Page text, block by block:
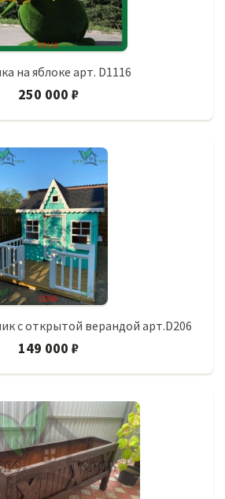
на яблоке арт. D1116
250 000 ₽
с открытой верандой арт.D206
149 000 ₽